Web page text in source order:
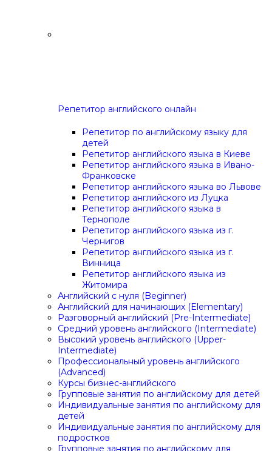
Репетитор английского онлайн
Репетитор по английскому языку для
детей
Репетитор английского языка в Киеве
Репетитор английского языка в Ивано-
Франковске
Репетитор английского языка во Львове
Репетитор английского из Луцка
Репетитор английского языка в
Тернополе
Репетитор английского языка из г.
Чернигов
Репетитор английского языка из г.
Винница
Репетитор английского языка из
Житомира
Английский с нуля (Beginner)
Английский для начинающих (Elementary)
Разговорный английский (Pre-Intermediate)
Средний уровень английского (Intermediate)
Высокий уровень английского (Upper-
Intermediate)
Профессиональный уровень английского
(Advanced)
Курсы бизнес-английского
Групповые занятия по английскому для детей
Индивидуальные занятия по английскому для
детей
Индивидуальные занятия по английскому для
подростков
Групповые занятия по английскому для